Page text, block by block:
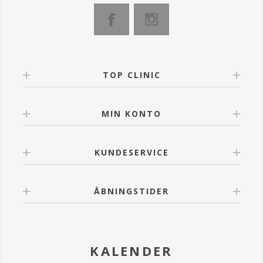
TOP CLINIC
MIN KONTO
KUNDESERVICE
ÅBNINGSTIDER
KALENDER